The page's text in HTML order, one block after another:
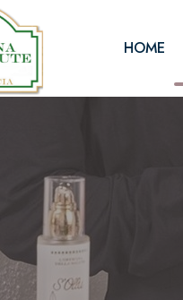
HOME